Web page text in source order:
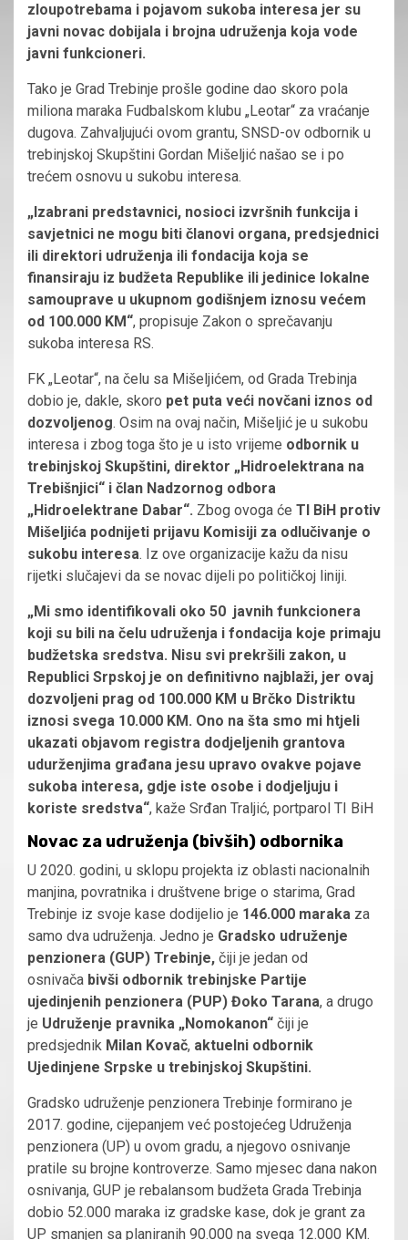
zloupotrebama i pojavom sukoba interesa jer su
javni novac dobijala i brojna udruženja koja vode
javni funkcioneri.
Tako je Grad Trebinje prošle godine dao skoro pola
miliona maraka Fudbalskom klubu „Leotar“ za vraćanje
dugova. Zahvaljujući ovom grantu, SNSD-ov odbornik u
trebinjskoj Skupštini Gordan Mišeljić našao se i po
trećem osnovu u sukobu interesa.
„Izabrani predstavnici, nosioci izvršnih funkcija i
savjetnici ne mogu biti članovi organa, predsjednici
ili direktori udruženja ili fondacija koja se
finansiraju iz budžeta Republike ili jedinice lokalne
samouprave u ukupnom godišnjem iznosu većem
od 100.000 KM“, propisuje Zakon o sprečavanju
sukoba interesa RS.
FK „Leotar“, na čelu sa Mišeljićem, od Grada Trebinja
dobio je, dakle, skoro pet puta veći novčani iznos od
dozvoljenog. Osim na ovaj način, Mišeljić je u sukobu
interesa i zbog toga što je u isto vrijeme odbornik u
trebinjskoj Skupštini, direktor „Hidroelektrana na
Trebišnjici“ i član Nadzornog odbora
„Hidroelektrane Dabar“. Zbog ovoga će TI BiH protiv
Mišeljića podnijeti prijavu Komisiji za odlučivanje o
sukobu interesa. Iz ove organizacije kažu da nisu
rijetki slučajevi da se novac dijeli po političkoj liniji.
„Mi smo identifikovali oko 50 javnih funkcionera
koji su bili na čelu udruženja i fondacija koje primaju
budžetska sredstva. Nisu svi prekršili zakon, u
Republici Srpskoj je on definitivno najblaži, jer ovaj
dozvoljeni prag od 100.000 KM u Brčko Distriktu
iznosi svega 10.000 KM. Ono na šta smo mi htjeli
ukazati objavom registra dodjeljenih grantova
udurženjima građana jesu upravo ovakve pojave
sukoba interesa, gdje iste osobe i dodjeljuju i
koriste sredstva“, kaže Srđan Traljić, portparol TI BiH
Novac za udruženja (bivših) odbornika
U 2020. godini, u sklopu projekta iz oblasti nacionalnih
manjina, povratnika i društvene brige o starima, Grad
Trebinje iz svoje kase dodijelio je 146.000 maraka za
samo dva udruženja. Jedno je Gradsko udruženje
penzionera (GUP) Trebinje, čiji je jedan od
osnivača bivši odbornik trebinjske Partije
ujedinjenih penzionera (PUP) Đoko Tarana, a drugo
je Udruženje pravnika „Nomokanon“ čiji je
predsjednik Milan Kovač, aktuelni odbornik
Ujedinjene Srpske u trebinjskoj Skupštini.
Gradsko udruženje penzionera Trebinje formirano je
2017. godine, cijepanjem već postojećeg Udruženja
penzionera (UP) u ovom gradu, a njegovo osnivanje
pratile su brojne kontroverze. Samo mjesec dana nakon
osnivanja, GUP je rebalansom budžeta Grada Trebinja
dobio 52.000 maraka iz gradske kase, dok je grant za
UP smanjen sa planiranih 90.000 na svega 12.000 KM.